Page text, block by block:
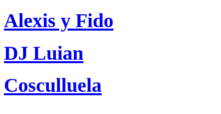
Alexis y Fido
DJ Luian
Cosculluela